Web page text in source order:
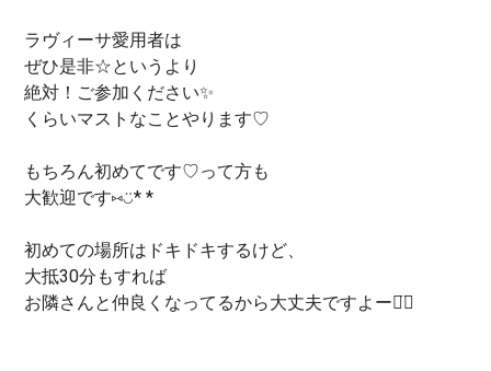
ラヴィーサ愛用者は
ぜひ是非☆というより
絶対！ご参加ください✨
くらいマストなことやります♡
もちろん初めてです♡って方も
大歓迎です⑅︎◡̈︎* *
初めての場所はドキドキするけど、
大抵30分もすれば
お隣さんと仲良くなってるから大丈夫ですよー꒡̈⃝